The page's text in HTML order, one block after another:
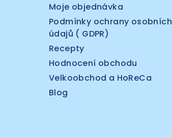
Moje objednávka
Podmínky ochrany osobních
údajů ( GDPR)
Recepty
Hodnocení obchodu
Velkoobchod a HoReCa
Blog